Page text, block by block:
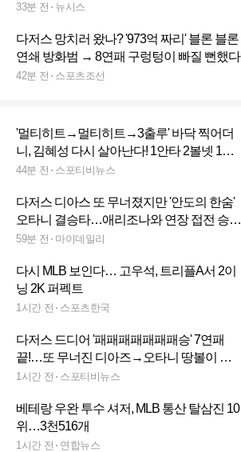
33분 전 뉴시스
다저스 망치러 왔나? '973억 짜리' 블론 블론
연쇄 방화범 → 8연패 구렁텅이 빠질 뻔했다
42분 전 스포츠조선
'멀티히트→멀티히트→3출루' 바닥 찍어더
니, 김혜성 다시 살아난다! 1안타 2볼넷 1도
루 '존재감 폭발'
44분 전 스포티비뉴스
다저스 디아스 또 무너졌지만 '안도의 한숨'
오타니 결승타…애리조나와 연장 접전 승리
7연패 탈출
59분 전 마이데일리
다시 MLB 보인다… 고우석, 트리플A서 2이
닝 2K 퍼펙트
1시간 전 스포츠한국
다저스 드디어 '패패패패패패패승' 7연패
끝!…또 무너진 디아즈→오타니 땅볼이 팀
구했다
1시간 전 스포티비뉴스
베테랑 우완 투수 셔저, MLB 통산 탈삼진 10
위…3천516개
1시간 전 연합뉴스